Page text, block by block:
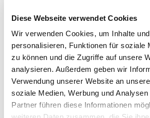
Diese Webseite verwendet Cookies
Wir verwenden Cookies, um Inhalte
personalisieren, Funktionen für soziale
zu können und die Zugriffe auf unsere
analysieren. Außerdem geben wir
Verwendung unserer Website an
soziale Medien, Werbung und
Partner führen diese Informationen
zum Umwickeln deines Körpers nach
Ob für den nächsten Besuch der
beim Sport oder nach einer Dusche
bestens ausgestattet
Hier finden Sie die Angaben zur